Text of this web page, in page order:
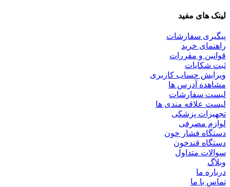
لینک های مفید
پیگیری سفارشات
راهنمای خرید
قوانین و مقررات
ثبت شکایات
ویرایش حساب کاربری
مشاهده آدرس ها
لیست سفارشات
لیست علاقه مندی ها
تجهیزات پزشکی
لوازم مصرفی
دستگاه فشار خون
دستگاه قندخون
سوالات متداول
وبلاگ
درباره ما
تماس با ما